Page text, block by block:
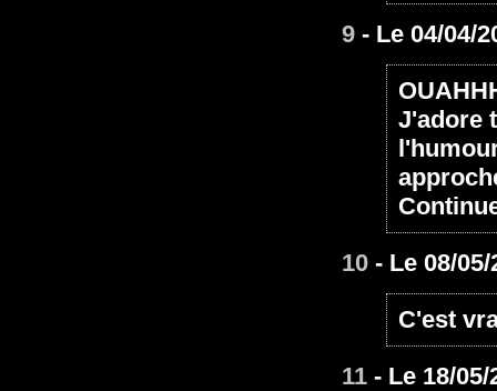
9 - Le 04/04/
J'adore
10 - Le 08/
C'est
11 - Le 18/